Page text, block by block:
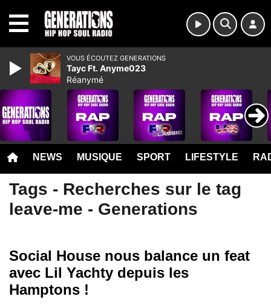
NEWS MUSIQUE SPORT LIFESTYLE
Tags - Recherches sur le tag
leave-me - Generations
Social House nous balance un feat
avec Lil Yachty depuis les
Hamptons !
VOUS ÉCOUTEZ GENERATIONS
Tayc Ft. Anyme023
Réanymé